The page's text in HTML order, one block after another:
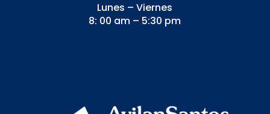
Lunes – Viernes
8: 00 am – 5:30 pm